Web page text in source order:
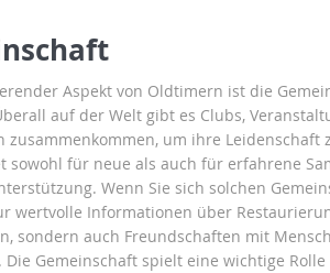
Aspekt von Oldtimern ist die
auf der Welt gibt es Clubs,
zusammenkommen, um ihre Leidenschaft
sowohl für neue als auch für erfahrene
Wenn Sie sich solchen
wertvolle Informationen über
sondern auch Freundschaften mit
Die Gemeinschaft spielt eine wichtige